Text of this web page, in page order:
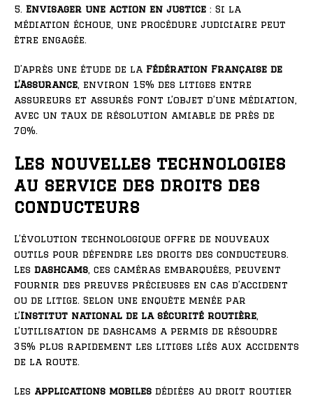
5. Envisager une action en justice : Si la
médiation échoue, une procédure judiciaire peut
être engagée.
D’après une étude de la Fédération Française de
l’Assurance , environ 15% des litiges entre
assureurs et assurés font l’objet d’une médiation,
avec un taux de résolution amiable de près de
70%.
Les nouvelles technologies
au service des droits des
conducteurs
L’évolution technologique offre de nouveaux
outils pour défendre les droits des conducteurs.
Les dashcams , ces caméras embarquées, peuvent
fournir des preuves précieuses en cas d’accident
ou de litige. Selon une enquête menée par
l’Institut national de la sécurité routière
l’utilisation de dashcams a permis de résoudre
35% plus rapidement les litiges liés aux accidents
de la route.
Les applications mobiles dédiées au droit routier